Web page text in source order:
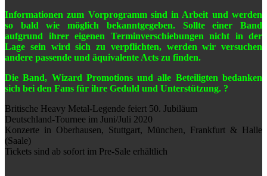
Informationen zum Vorprogramm sind in Arbeit und werden
so bald wie möglich bekanntgegeben. Sollte einer Band
aufgrund ihrer eigenen Terminverschiebungen nicht in der
Lage sein wird sich zu verpflichten, werden wir versuchen
andere passende und äquivalente Acts zu finden.
Die Band, Wizard Promotions und alle Beteiligten bedanken
sich bei den Fans für ihre Geduld und Unterstützung. ?
Britische Heavy Metal-Legende feiert 50. Jubiläum
Deutschland-Tournee im Juni/Juli 2020
Konzerte in Oberhausen, Stuttgart, München, Frankfurt & Halle
(Saale)
Tickets sind ab sofort im Pre-Sale erhältlich